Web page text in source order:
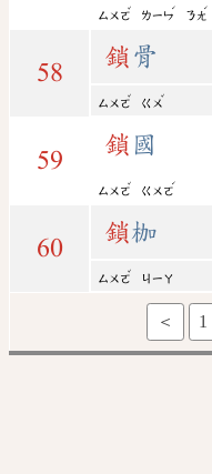
ㄙㄨㄛ
ˇ
ㄌㄧㄣ
ˊ
ㄋㄤ
ˊ
58
鎖 骨
ㄙㄨㄛ
ˇ
ㄍㄨ
ˇ
59
鎖 國
ㄙㄨㄛ
ˇ
ㄍㄨㄛ
ˊ
60
鎖枷
ㄙㄨㄛ
ˇ
ㄐㄧㄚ
＜ 1